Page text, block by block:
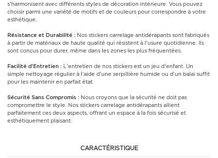
s'harmonisent avec différents styles de décoration intérieure. Vous pouvez
choisir parmi une variété de motifs et de couleurs pour correspondre à votre
esthétique.
Résistance et Durabilité : Nos stickers carrelage antidérapants sont fabriqués
à partir de matériaux de haute qualité qui résistent à l'usure quotidienne. Ils
sont conçus pour durer, même dans les zones les plus fréquentées.
Facilité d'Entretien : L'entretien de nos stickers est un jeu d'enfant. Un
simple nettoyage régulier à l'aide d'une serpillière humide ou d'un balai suffit
pour les maintenir en parfait état.
Sécurité Sans Compromis : Nous croyons que la sécurité ne doit pas
compromettre le style. Nos stickers carrelage antidérapants allient
parfaitement ces deux aspects, offrant un espace à la fois sécurisé et
esthétiquement plaisant.
CARACTÉRISTIQUE